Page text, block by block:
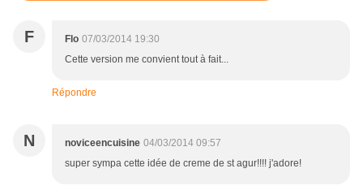
F Flo 07/03/2014 19:30
Cette version me convient tout à fait...
Répondre
N noviceencuisine 04/03/2014 09:57
super sympa cette idée de creme de st agur!!!! j'adore!